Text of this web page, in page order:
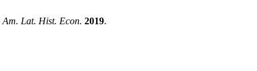
Am. Lat. Hist. Econ. 2019.